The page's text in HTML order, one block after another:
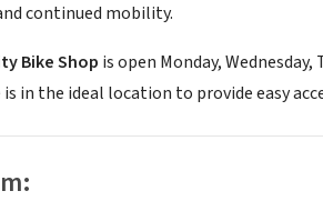
continued mobility.
Bike Shop is open Monday,
in the ideal location to provide easy